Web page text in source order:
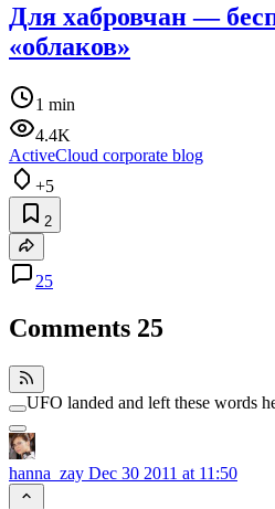
Для хабровчан —
«облаков»
1 min
4.4K
ActiveCloud corporate blog
+5
2
25
Comments 25
UFO landed and left these words
hanna_zay Dec 30 2011 at 11:50